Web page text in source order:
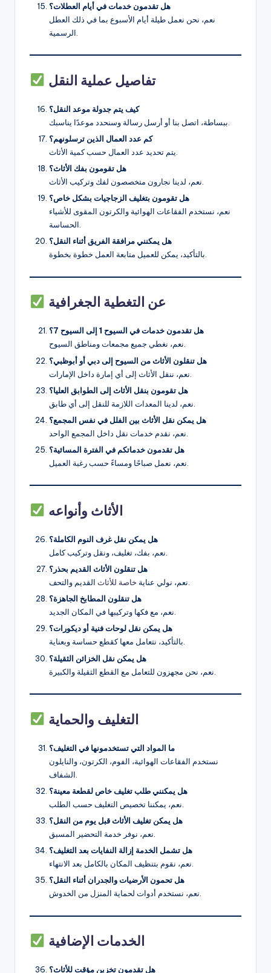
هل تقدمون خدمات في أيام العطلات؟
نعم، نحن نعمل طيلة أيام الأسبوع بما في ذلك العطل
تفاصيل عملية النقل
كيف يتم جدولة موعد النقل؟
كم عدد العمال الذين ترسلونهم؟
هل تقومون بفك الأثاث؟
هل تقومون بتغليف الزجاجيات بشكل خاص؟
نعم، نستخدم الفقاعات الهوائية والكرتون المقوى للأشياء
هل يمكنني مرافقة الفريق أثناء النقل؟
بالتأكيد، يمكن للعميل متابعة العمل خطوة بخطوة.
عن التغطية الجغرافية
هل تقدمون خدمات في السيوح 1 إلى السيوح 7؟
نعم، نغطي جميع مجمعات ومناطق السيوح.
هل تنقلون الأثاث من السيوح إلى دبي أو أبوظبي؟
هل تقومون بنقل الأثاث إلى الطوابق العليا؟
هل يمكن نقل الأثاث بين الفلل في نفس المجمع؟
هل تقدمون خدماتكم في الفترة المسائية؟
الأثاث وأنواعه
هل يمكن نقل غرف النوم الكاملة؟
هل تنقلون الأثاث القديم بحذر؟
نعم، نولي عناية خاصة للأثاث
هل تنقلون المطابخ الجاهزة؟
نعم، مع فكها وتركيبها في المكان الجديد.
هل يمكن نقل لوحات فنية أو ديكورات؟
بالتأكيد، نتعامل معها كقطع حساسة وبعناية.
هل يمكن نقل الخزائن الثقيلة؟
التغليف والحماية
ما المواد التي تستخدمونها في التغليف؟
نستخدم الفقاعات الهوائية، الفوم، الكرتون، والنايلون
هل يمكنني طلب تغليف خاص لقطعة معينة؟
هل يمكن تغليف الأثاث قبل يوم من النقل؟
هل تشمل الخدمة إزالة النفايات بعد التغليف؟
هل تحمون الأرضيات والجدران أثناء النقل؟
الخدمات الإضافية
هل تقدمون تخزين مؤقت للأثاث؟